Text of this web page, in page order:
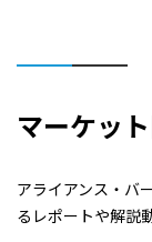
マーケッ
アライアンス・バ
るレポートや解説